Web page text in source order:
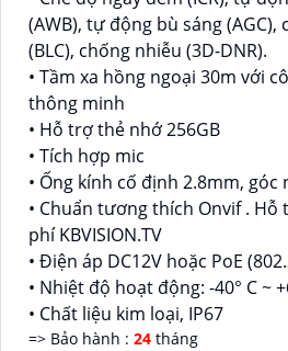
(AWB), tự động bù sáng
(BLC), chống nhiễu (3D-DNR).
• Tầm xa hồng ngoại 30m với
thông minh
• Hỗ trợ thẻ nhớ 256GB
• Tích hợp mic
• Ống kính cố định 2.8mm, góc
• Chuẩn tương thích Onvif .
phí KBVISION.TV
• Điện áp DC12V hoặc PoE
• Nhiệt độ hoạt động: -40° C ~
• Chất liệu kim loại, IP67
=> Bảo hành : 24 tháng